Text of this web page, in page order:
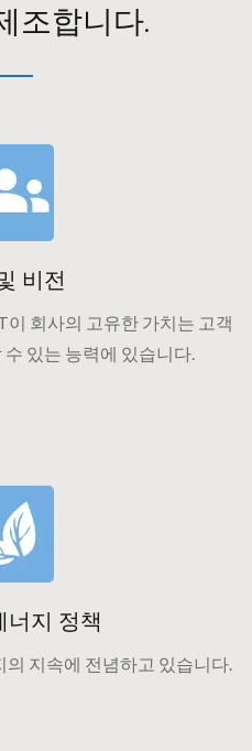
조합니다.
비전
회사의 고유한 가치는 고객
있는 능력에 있습니다.
너지 정책
지속에 전념하고 있습니다.